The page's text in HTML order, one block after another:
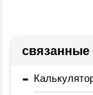
связанные
-